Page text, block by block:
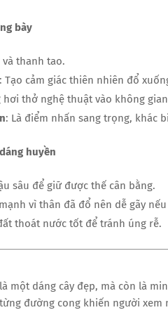
bày
thanh tao.
: Tạo cảm giác thiên nhiên đổ
hơi thở nghệ thuật vào không
: Là điểm nhấn sang trọng, khác
huyền
sâu để giữ được thế cân bằng.
vì thân đã đổ nên dễ gãy
thoát nước tốt để tránh úng rễ.
một dáng cây đẹp, mà còn là
đường cong khiến người